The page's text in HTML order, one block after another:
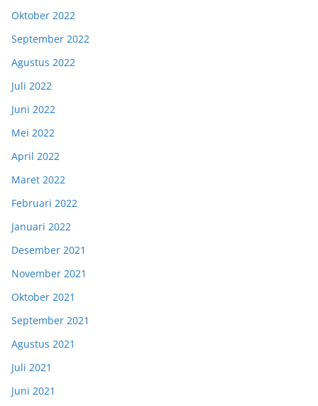
Oktober 2022
September 2022
Agustus 2022
Juli 2022
Juni 2022
Mei 2022
April 2022
Maret 2022
Februari 2022
Januari 2022
Desember 2021
November 2021
Oktober 2021
September 2021
Agustus 2021
Juli 2021
Juni 2021